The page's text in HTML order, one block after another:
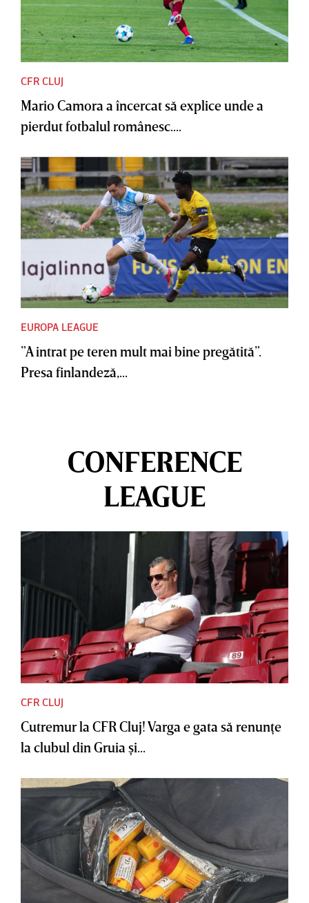
CFR CLUJ
Mario Camora a încercat să explice unde a
pierdut fotbalul românesc....
EUROPA LEAGUE
”A intrat pe teren mult mai bine pregătită”.
Presa finlandeză,...
CONFERENCE
LEAGUE
CFR CLUJ
Cutremur la CFR Cluj! Varga e gata să renunţe
la clubul din Gruia şi...